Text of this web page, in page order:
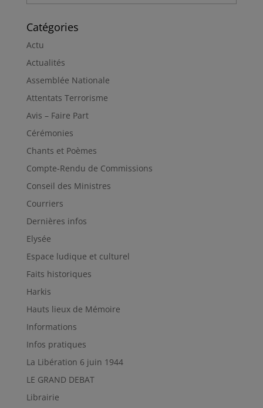
Catégories
Actu
Actualités
Assemblée Nationale
Attentats Terrorisme
Avis – Faire Part
Cérémonies
Chants et Poèmes
Compte-Rendu de Commissions
Conseil des Ministres
Courriers
Dernières infos
Elysée
Espace ludique et culturel
Faits historiques
Harkis
Hauts lieux de Mémoire
Informations
Infos pratiques
La Libération 6 juin 1944
LE GRAND DEBAT
Librairie